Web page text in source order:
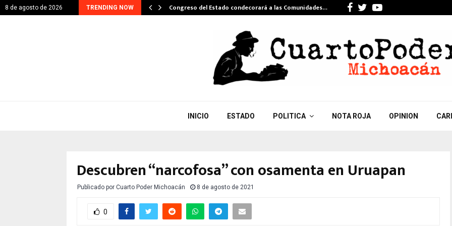
8 de agosto de 2026 TRENDING NOW
EN GESTIÓN DE… Congreso del Estado condecorará a las Comunidades… Facebook
TwitterYoutube
INICIO ESTADO POLITICA NOTA ROJA OPINION
Descubren “narcofosa” con osamenta en Uruapan
Publicado por Cuarto Poder Michoacán 8 de agosto de 2021
0